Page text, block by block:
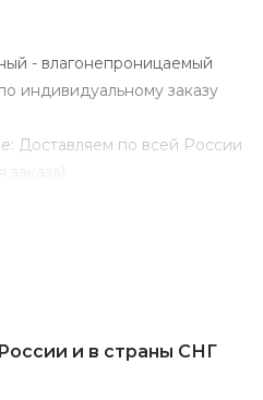
- влагонепроницаемый
индивидуальному заказу
Доставляем по всей России
и в страны СНГ